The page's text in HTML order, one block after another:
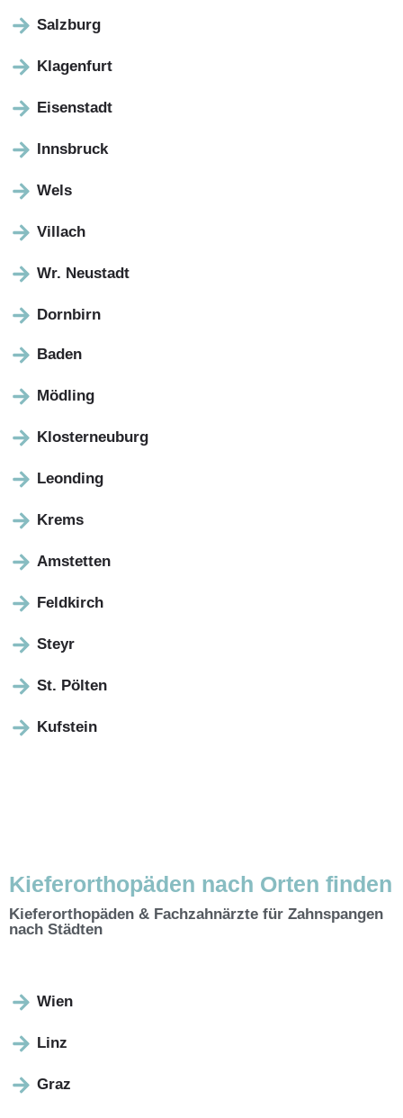
Salzburg
Klagenfurt
Eisenstadt
Innsbruck
Wels
Villach
Wr. Neustadt
Dornbirn
Baden
Mödling
Klosterneuburg
Leonding
Krems
Amstetten
Feldkirch
Steyr
St. Pölten
Kufstein
Kieferorthopäden nach Orten finden
Kieferorthopäden & Fachzahnärzte für Zahnspangen
nach Städten
Wien
Linz
Graz